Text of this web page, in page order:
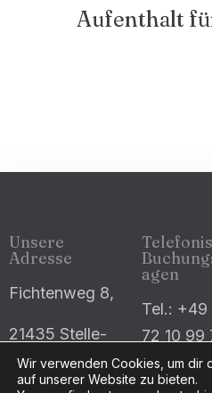
Aufenthalt
Unsere
Adresse
Fichtenweg 8,
21435 Stelle-
Ashausen
agen
Tel.: +49
72 10 99
E-Mail:
Wir verwenden Cookies, um dir
auf unserer Website zu bieten.